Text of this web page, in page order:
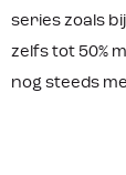
series zoals
zelfs tot 50%
nog steeds